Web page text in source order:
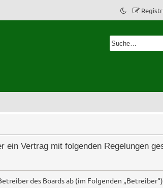
ein Vertrag mit folgenden Regelungen
des Boards ab (im Folgenden